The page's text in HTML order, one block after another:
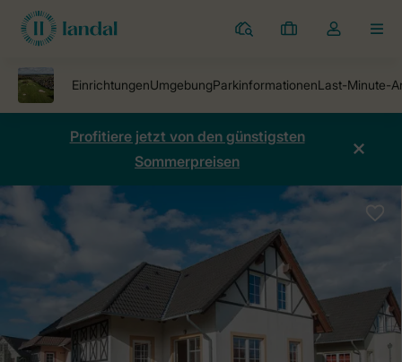
Ferienparks
Meine
Dropdown-
öffnen
Profitiere jetzt von den günstigsten
Sommerpreisen